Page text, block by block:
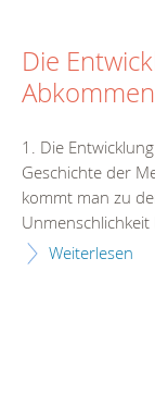
Die
Abkommen
1. Die
Geschichte der
kommt man zu
Unmenschlichkeit
Weiterlesen